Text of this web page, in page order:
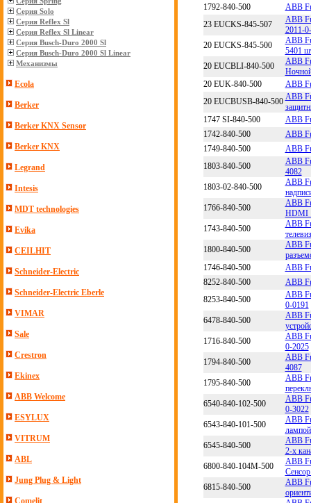
Серия Solo
Серия Reflex Sl
Серия Reflex Sl Linear
Серия Busch-Duro 2000 Sl
Серия Busch-Duro 2000 Sl Linear
Механизмы
Ecola
Berker
Berker KNX Sensor
Berker KNX
Legrand
Intesis
MDT technologies
Evika
CEILHIT
Schneider-Electric
Schneider-Electric Eberle
VIMAR
Sale
Crestron
Ekinex
ABB Welcome
ESYLUX
VITRUM
ABL
Jung Plug & Light
Comelit
1792-840-500
ABB
23 EUCKS-845-507
ABB
2011-
20 EUCKS-845-500
ABB
5401
20 EUCBLI-840-500
ABB
20 EUK-840-500
ABB
20 EUCBUSB-840-500 ABB
1747 SI-840-500
ABB
1742-840-500
ABB
1749-840-500
ABB
1803-840-500
ABB
4082
1803-02-840-500
ABB
1766-840-500
ABB
HDMI
1743-840-500
ABB
1800-840-500
ABB
1746-840-500
ABB
8252-840-500
ABB
8253-840-500
ABB
0-0191
6478-840-500
ABB
1716-840-500
ABB
0-2025
1794-840-500
ABB
4087
1795-840-500
ABB
6540-840-102-500
ABB
0-3022
6543-840-101-500
ABB
6545-840-500
ABB
2-х
6800-840-104M-500
ABB
6815-840-500
ABB